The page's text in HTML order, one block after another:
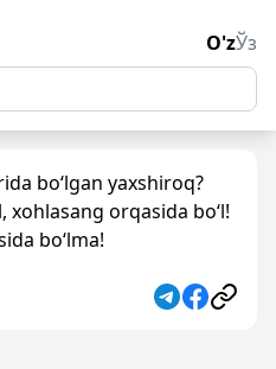
O'zЎз
bo‘lgan yaxshiroq?
xohlasang orqasida bo‘l!
bo‘lma!